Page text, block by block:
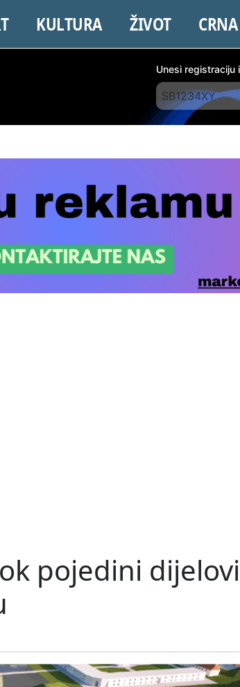
KULTURA ŽIVOT
Unesi registraciju
pojedini